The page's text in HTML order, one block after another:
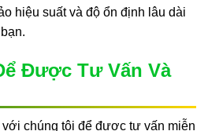
hiệu suất và độ ổn định lâu dài
Được Tư Vấn Và
chúng tôi để được tư vấn miễn